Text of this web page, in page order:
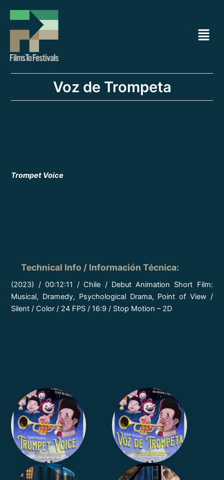
contenido
Menú
Voz de Trompeta
Trompet Voice
Technical Info / Información Técnica:
(2023) / 00:12:11 / Chile / Debut Animation Short Film:
Musical, Dramedy, Psychological Drama, Point of View /
Silent / Color / 24 FPS / 16:9 / Stop Motion – 2D
de
entradas